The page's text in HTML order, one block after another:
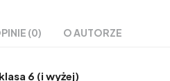
(0) O AUTORZE
6 (i wyżej)